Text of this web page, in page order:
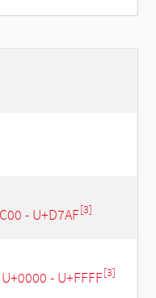
- U+D7AF[3]
- U+FFFF[3]